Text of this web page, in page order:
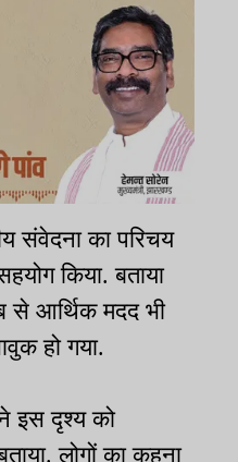
संवेदना का परिचय
किया. बताया
से आर्थिक मदद भी
हो गया.
इस दृश्य को
लोगों का कहना